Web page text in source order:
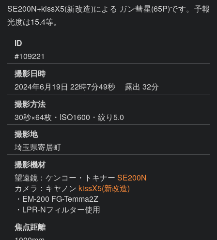
SE200N+kissX5(新改造)による ガン彗星(65P)です。予報
光度は15.4等。
ID
#109221
撮影日時
2024年6月19日 22時7分49秒
露出 32分
撮影方法
30秒×64枚・ISO1600・絞り5.0
撮影地
埼玉県寄居町
撮影機材
望遠鏡：ケンコー・トキナー SE200N
カメラ：キヤノン kissX5(新改造)
・EM-200 FG-Temma2Z
・LPR-Nフィルター使用
焦点距離